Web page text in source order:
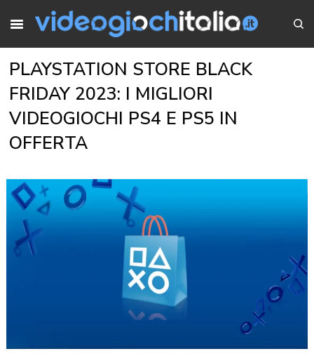
PLAYSTATION STORE BLACK
FRIDAY 2023: I MIGLIORI
VIDEOGIOCHI PS4 E PS5 IN
OFFERTA